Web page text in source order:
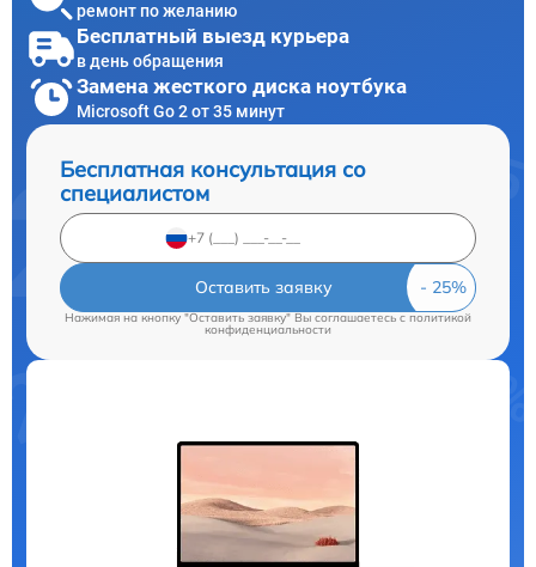
ремонт по желанию
Бесплатный выезд курьера
в день обращения
Замена жесткого диска ноутбука
Microsoft Go 2 от 35 минут
Бесплатная консультация со
специалистом
Оставить заявку
Нажимая на кнопку "Оставить заявку" Вы соглашаетесь cполитикой
конфиденциальности